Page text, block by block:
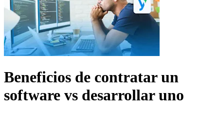
Beneficios de contratar un
software vs desarrollar uno